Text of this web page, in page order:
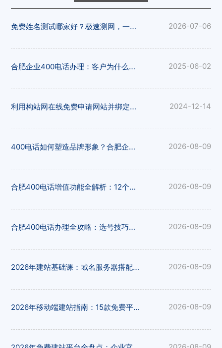
免费姓名测试哪家好？极速测网，一键解锁姓名隐藏寓意 2026-07-06
合肥企业400电话办理：客户为什么更愿意拨打400电话 2025-06-02
利用构站网在线免费申请网站并绑定域名 2024-12-14
400电话如何塑造品牌形象？合肥企业选号与12大平台推荐 2026-08-09
合肥400电话增值功能全解析：12个办理平台功能对比一览 2026-08-09
合肥400电话办理全攻略：选号技巧与12大办理平台深度对比 2026-08-09
2026年建站基础课：域名服务器搭配方案与15大免费建站平台 2026-08-09
2026年移动端建站指南：15款免费平台响应式适配能力横评 2026-08-09